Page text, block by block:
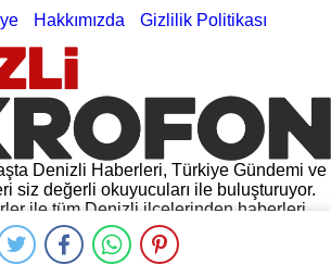
Hakkımızda Gizlilik Politikası
Denizli Haberleri, Türkiye Gündemi ve
siz değerli okuyucuları ile buluşturuyor.
ile tüm Denizli ilçelerinden haberleri
Valiliğinden gelen açıklamalar, Denizli
açıklamalar ve daha fazlası